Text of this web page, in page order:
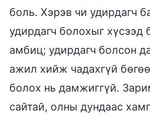
боль. Хэрэв чи удирдагч
удирдагч болохыг хүсээд
амбиц; удирдагч болсон
ажил хийж чадахгүй
болох нь дамжиггүй.
сайтай, олны дундаас